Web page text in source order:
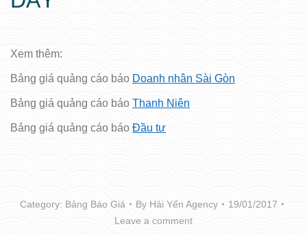
Xem thêm:
Bảng giá quảng cáo báo Doanh nhân Sài Gòn
Bảng giá quảng cáo báo Thanh Niên
Bảng giá quảng cáo báo Đầu tư
Category: Bảng Báo Giá By Hải Yến Agency
19/01/2017
Leave a comment